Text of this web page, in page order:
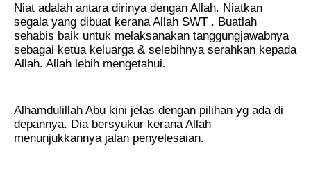
Niat adalah antara dirinya dengan Allah. Niatkan
segala yang dibuat kerana Allah SWT . Buatlah
sehabis baik untuk melaksanakan tanggungjawabnya
sebagai ketua keluarga & selebihnya serahkan kepada
Allah. Allah lebih mengetahui.
Alhamdulillah Abu kini jelas dengan pilihan yg ada di
depannya. Dia bersyukur kerana Allah
menunjukkannya jalan penyelesaian.